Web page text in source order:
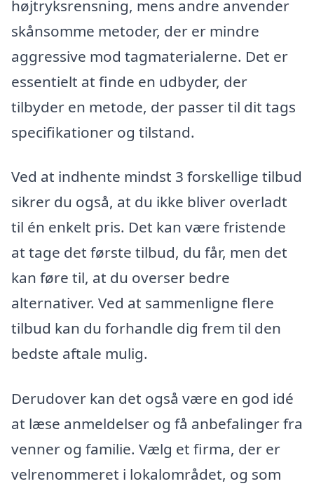
højtryksrensning, mens andre anvender
skånsomme metoder, der er mindre
aggressive mod tagmaterialerne. Det er
essentielt at finde en udbyder, der
tilbyder en metode, der passer til dit tags
specifikationer og tilstand.
Ved at indhente mindst 3 forskellige tilbud
sikrer du også, at du ikke bliver overladt
til én enkelt pris. Det kan være fristende
at tage det første tilbud, du får, men det
kan føre til, at du overser bedre
alternativer. Ved at sammenligne flere
tilbud kan du forhandle dig frem til den
bedste aftale mulig.
Derudover kan det også være en god idé
at læse anmeldelser og få anbefalinger fra
venner og familie. Vælg et firma, der er
velrenommeret i lokalområdet, og som